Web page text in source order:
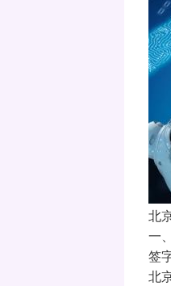
北
一
签
北